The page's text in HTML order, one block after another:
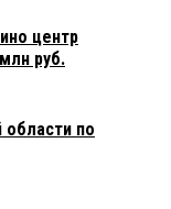
центр
руб.
по